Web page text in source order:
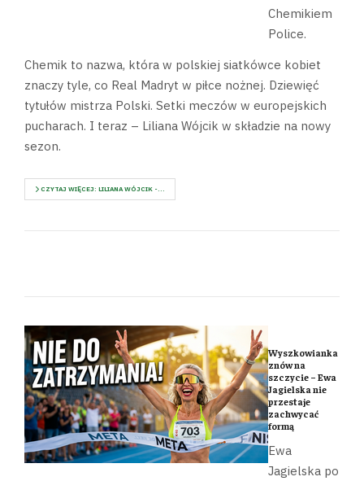
Chemikiem
Police.
Chemik to nazwa, która w polskiej siatkówce kobiet
znaczy tyle, co Real Madryt w piłce nożnej. Dziewięć
tytułów mistrza Polski. Setki meczów w europejskich
pucharach. I teraz – Liliana Wójcik w składzie na nowy
sezon.
CZYTAJ WIĘCEJ: LILIANA WÓJCIK -...
Wyszkowianka
znów na
szczycie – Ewa
Jagielska nie
przestaje
zachwycać
formą
Ewa
Jagielska po